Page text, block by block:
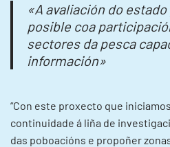
«A avaliación do
posible coa
sectores da pesca
información»
“Con este proxecto que
continuidade á liña de
das poboacións e propoñer